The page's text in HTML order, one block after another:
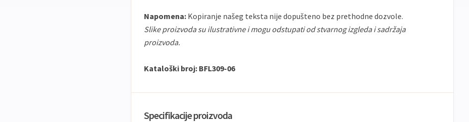
Napomena: Kopiranje našeg teksta nije dopušteno bez prethodne dozvole.
Slike proizvoda su ilustrativne i mogu odstupati od stvarnog izgleda i sadržaja
proizvoda.
Kataloški broj: BFL309-06
Specifikacije proizvoda